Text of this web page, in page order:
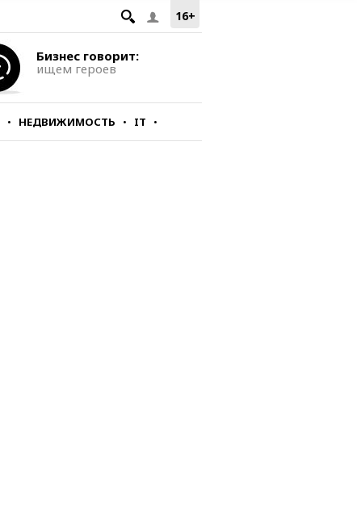
16+
Бизнес говорит:
ищем героев
НЕДВИЖИМОСТЬ IT